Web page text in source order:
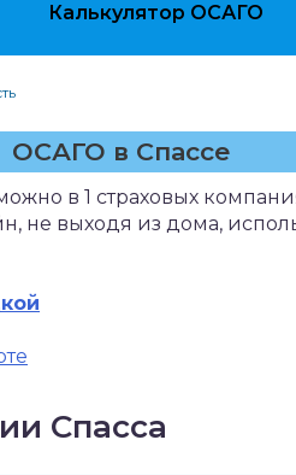
Калькулятор ОСАГО
ОСАГО в Спассе
в 1 страховых
не выходя из дома,
Спасса